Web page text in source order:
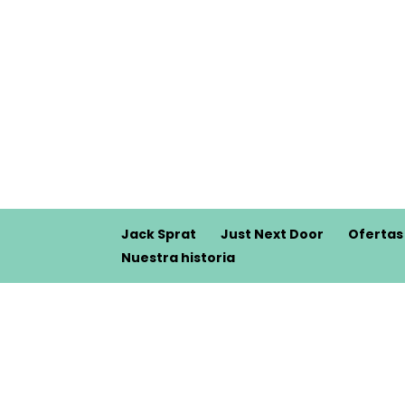
Jack Sprat Just Next Door
Nuestra historia